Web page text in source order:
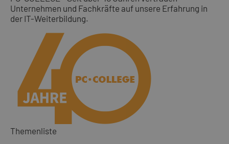
Unternehmen und Fachkräfte auf unsere Erfahrung in
der IT-Weiterbildung.
Themenliste